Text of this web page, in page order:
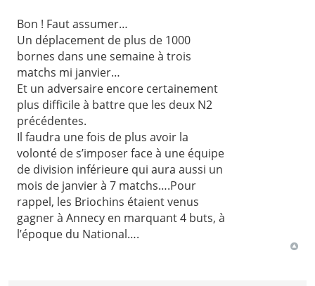
Bon ! Faut assumer…
Un déplacement de plus de 1000
bornes dans une semaine à trois
matchs mi janvier…
Et un adversaire encore certainement
plus difficile à battre que les deux N2
précédentes.
Il faudra une fois de plus avoir la
volonté de s’imposer face à une équipe
de division inférieure qui aura aussi un
mois de janvier à 7 matchs….Pour
rappel, les Briochins étaient venus
gagner à Annecy en marquant 4 buts, à
l’époque du National….